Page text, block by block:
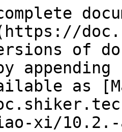
of
as
xi/10.2.-